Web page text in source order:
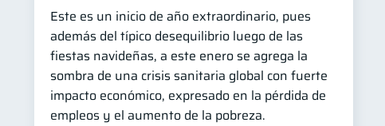
Este es un inicio de año extraordinario, pues
además del típico desequilibrio luego de las
fiestas navideñas, a este enero se agrega la
sombra de una crisis sanitaria global con fuerte
impacto económico, expresado en la pérdida de
empleos y el aumento de la pobreza.